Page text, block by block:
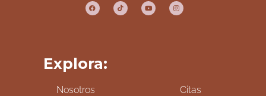
Explora:
Nosotros
Citas